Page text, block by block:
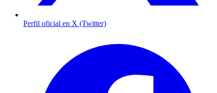
Perfil oficial en X (Twitter)